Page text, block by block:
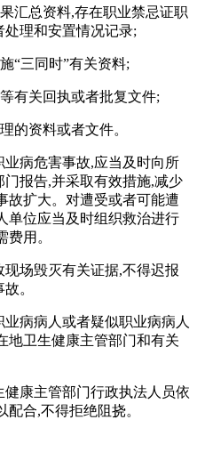
汇总资料,存在职业禁忌证职
理和安置情况记录;
“三同时”有关资料;
有关回执或者批复文件;
的资料或者文件。
病危害事故,应当及时向所
报告,并采取有效措施,减少
故扩大。对遭受或者可能遭
单位应当及时组织救治进行
用。
场毁灭有关证据,不得迟报
。
病病人或者疑似职业病病人
地卫生健康主管部门和有关
康主管部门行政执法人员依
合,不得拒绝阻挠。